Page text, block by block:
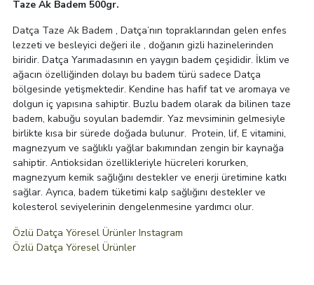
Taze Ak Badem 500gr.
Datça Taze Ak Badem , Datça’nın topraklarından gelen enfes
lezzeti ve besleyici değeri ile , doğanın gizli hazinelerinden
biridir. Datça Yarımadasının en yaygın badem çeşididir. İklim ve
ağacın özelliğinden dolayı bu badem türü sadece Datça
bölgesinde yetişmektedir. Kendine has hafif tat ve aromaya ve
dolgun iç yapısına sahiptir. Buzlu badem olarak da bilinen taze
badem, kabuğu soyulan bademdir. Yaz mevsiminin gelmesiyle
birlikte kısa bir sürede doğada bulunur. Protein, lif, E vitamini,
magnezyum ve sağlıklı yağlar bakımından zengin bir kaynağa
sahiptir. Antioksidan özellikleriyle hücreleri korurken,
magnezyum kemik sağlığını destekler ve enerji üretimine katkı
sağlar. Ayrıca, badem tüketimi kalp sağlığını destekler ve
kolesterol seviyelerinin dengelenmesine yardımcı olur.
Özlü Datça Yöresel Ürünler Instagram
Özlü Datça Yöresel Ürünler